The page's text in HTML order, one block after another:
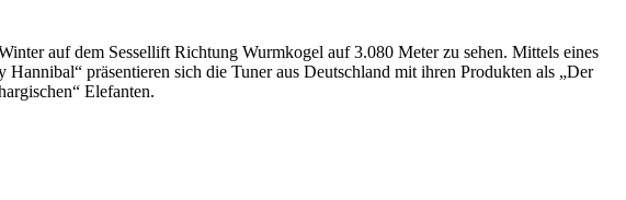
auf dem Sessellift Richtung Wurmkogel auf 3.080 Meter zu sehen. Mittels eines
präsentieren sich die Tuner aus Deutschland mit ihren Produkten als „Der
Elefanten.